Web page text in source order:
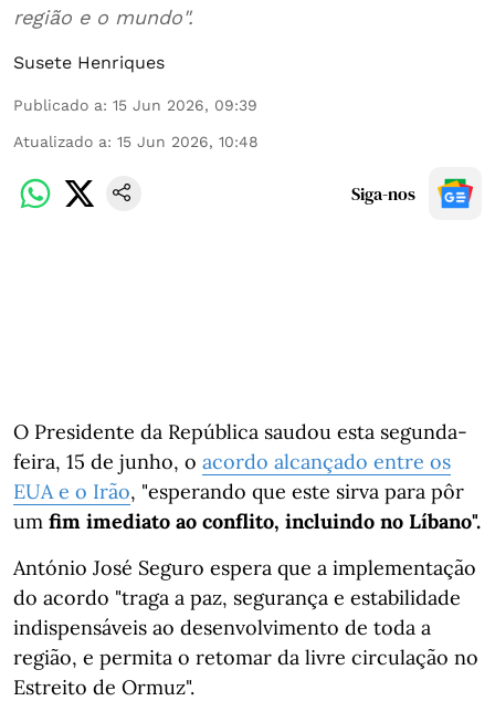
região e o mundo".
Susete Henriques
Publicado a: 15 Jun 2026, 09:39
Atualizado a: 15 Jun 2026, 10:48
Siga-nos
O Presidente da República saudou esta segunda-
feira, 15 de junho, o acordo alcançado entre os
EUA e o Irão, "esperando que este sirva para pôr
um fim imediato ao conflito, incluindo no Líbano".
António José Seguro espera que a implementação
do acordo "traga a paz, segurança e estabilidade
indispensáveis ao desenvolvimento de toda a
região, e permita o retomar da livre circulação no
Estreito de Ormuz".